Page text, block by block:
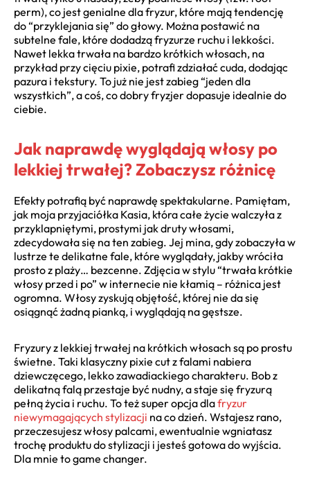
perm), co jest genialne dla fryzur, które mają tendencję
do “przyklejania się” do głowy. Można postawić na
subtelne fale, które dodadzą fryzurze ruchu i lekkości.
Nawet lekka trwała na bardzo krótkich włosach, na
przykład przy cięciu pixie, potrafi zdziałać cuda, dodając
pazura i tekstury. To już nie jest zabieg “jeden dla
wszystkich”, a coś, co dobry fryzjer dopasuje idealnie do
ciebie.
Jak naprawdę wyglądają włosy po
lekkiej trwałej? Zobaczysz różnicę
Efekty potrafią być naprawdę spektakularne. Pamiętam,
jak moja przyjaciółka Kasia, która całe życie walczyła z
przyklapniętymi, prostymi jak druty włosami,
zdecydowała się na ten zabieg. Jej mina, gdy zobaczyła w
lustrze te delikatne fale, które wyglądały, jakby wróciła
prosto z plaży… bezcenne. Zdjęcia w stylu “trwała krótkie
włosy przed i po” w internecie nie kłamią – różnica jest
ogromna. Włosy zyskują objętość, której nie da się
osiągnąć żadną pianką, i wyglądają na gęstsze.
Fryzury z lekkiej trwałej na krótkich włosach są po prostu
świetne. Taki klasyczny pixie cut z falami nabiera
dziewczęcego, lekko zawadiackiego charakteru. Bob z
delikatną falą przestaje być nudny, a staje się fryzurą
pełną życia i ruchu. To też super opcja dlafryzur
niewymagających stylizacji na co dzień. Wstajesz rano,
przeczesujesz włosy palcami, ewentualnie wgniatasz
trochę produktu do stylizacji i jesteś gotowa do wyjścia.
Dla mnie to game changer.